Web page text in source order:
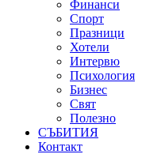
Финанси
Спорт
Празници
Хотели
Интервю
Психология
Бизнес
Свят
Полезно
СЪБИТИЯ
Контакт